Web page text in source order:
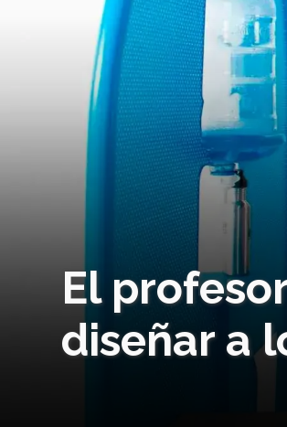
El
diseñar a